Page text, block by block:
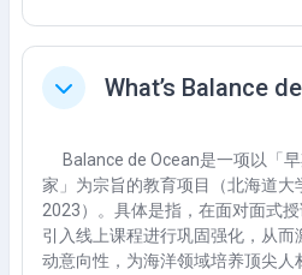
CiutkanWhat’s Balance
Balance de Ocean是一项以「
家」为宗旨的教育项目（北海道
2023）。具体是指，在面对面式
引入线上课程进行巩固强化，从
动意向性，为海洋领域培养顶尖